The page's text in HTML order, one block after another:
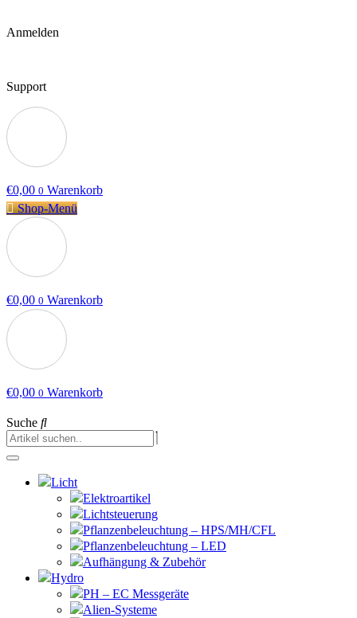
Anmelden
Support
€0,00 0 Warenkorb
Shop-Menü
€0,00 0 Warenkorb
€0,00 0 Warenkorb
Suche
Licht
Elektroartikel
Lichtsteuerung
Pflanzenbeleuchtung – HPS/MH/CFL
Pflanzenbeleuchtung – LED
Aufhängung & Zubehör
Hydro
PH – EC Messgeräte
Alien-Systeme